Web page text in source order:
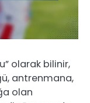
olarak bilinir,
antrenmana,
olan